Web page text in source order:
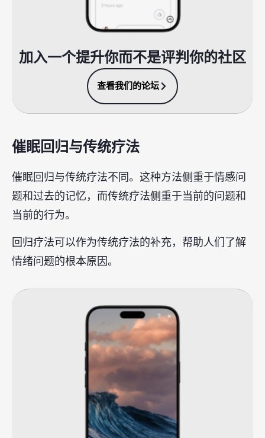
加入一个提升你而不是评判你的社区
查看我们的论坛
催眠回归与传统疗法
催眠回归与传统疗法不同。这种方法侧重于情感问
题和过去的记忆，而传统疗法侧重于当前的问题和
当前的行为。
回归疗法可以作为传统疗法的补充，帮助人们了解
情绪问题的根本原因。